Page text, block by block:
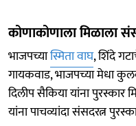
कोणाकोणाला मिळाला
भाजपच्यास्मिता वाघ, शिंदे
गायकवाड, भाजपच्या मेधा
दिलीप सैकिया यांना पुरस्कार
यांना पाचव्यांदा संसदरत्न